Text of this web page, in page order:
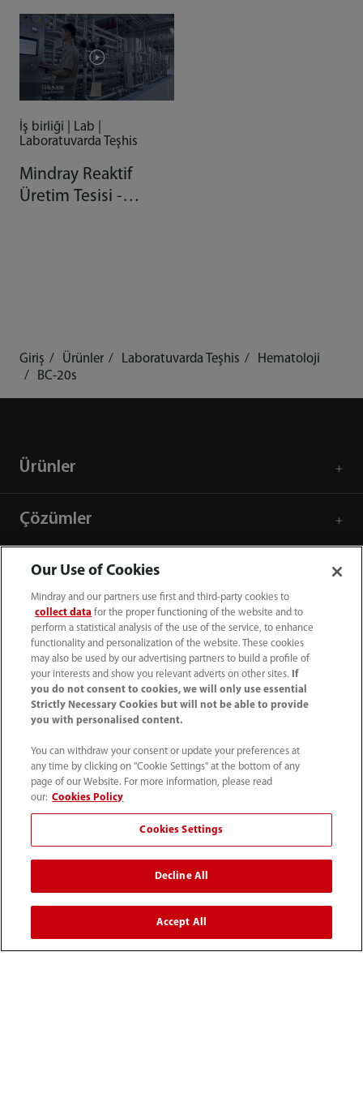
İş birliği | Lab |
Laboratuvarda Teşhis
Mindray Reaktif
Üretim Tesisi -
Giriş Ürünler Laboratuvarda Teşhis
Hematoloji
BC-20s
Ürünler
Çözümler
Hizmetler
Medya Merkezi
Kariyer
Hakkımızda
İletişim Bilgileri
Our Use of Cookies
Mindray and our partners use first and third-party cookies to
collect data for the proper functioning of the website and to
perform a statistical analysis of the use of the service, to enhance
functionality and personalization of the website. These cookies
may also be used by our advertising partners to build a profile of
your interests and show you relevant adverts on other sites.
If
you do not consent to cookies, we will only use essential
Strictly Necessary Cookies but will not be able to provide
you with personalised content.
You can withdraw your consent or update your preferences at
any time by clicking on "Cookie Settings" at the bottom of any
page of our Website. For more information, please read
our: Cookies Policy
Cookies Settings
Decline All
Accept All